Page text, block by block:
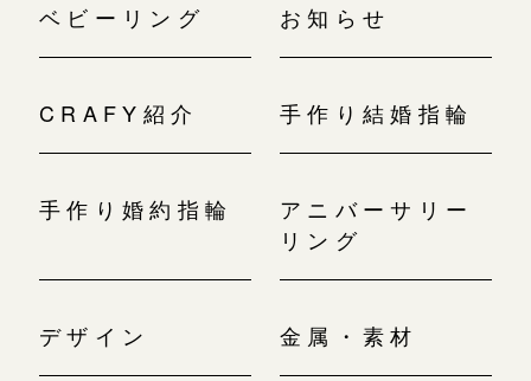
ベビーリング お知らせ
CRAFY紹介 手作り結婚指輪
手作り婚約指輪
アニバーサリー
リング
デザイン 金属・素材